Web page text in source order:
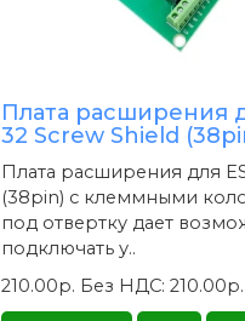
Плата расширения
32 Screw Shield
Плата расширения для
(38pin) с клеммными
под отвертку дает
подключать у..
210.00р. Без НДС: 210.00р.